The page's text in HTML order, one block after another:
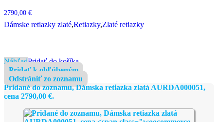
2790,00 €
Dámske retiazky zlaté,Retiazky,Zlaté retiazky
NáhľadPridať do košíka
Pridať k obľúbeným
Odstrániť zo zoznamu
Pridané do zoznamu, Dámska retiazka zlatá AURDA000051,
cena 2790,00 €.